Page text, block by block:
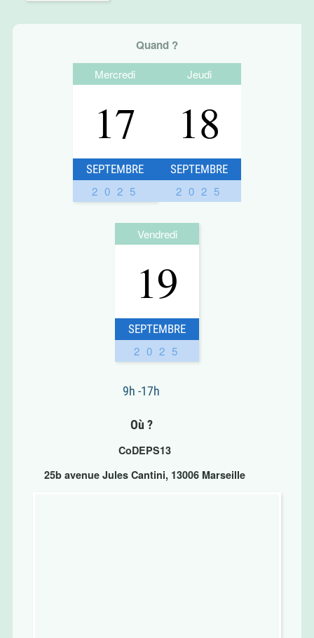
Quand ?
Mercredi
17
SEPTEMBRE
2025
Jeudi
18
SEPTEMBRE
2025
Vendredi
19
SEPTEMBRE
2025
9h -17h
Où ?
CoDEPS13
25b avenue Jules Cantini, 13006 Marseille